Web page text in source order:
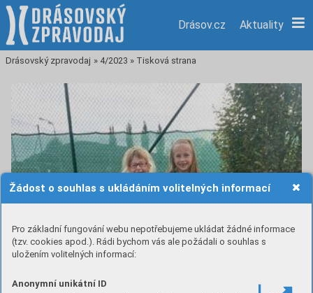
Žádost o souhlas s ukládáním volitelných informací
Pro základní fungování webu nepotřebujeme ukládat žádné informace
(tzv. cookies apod.). Rádi bychom vás ale požádali o souhlas s
uložením volitelných informací:
Anonymní unikátní ID
Drásov.cz Aktuality
Drásovský zpravodaj » 4/2023 » Tisková strana